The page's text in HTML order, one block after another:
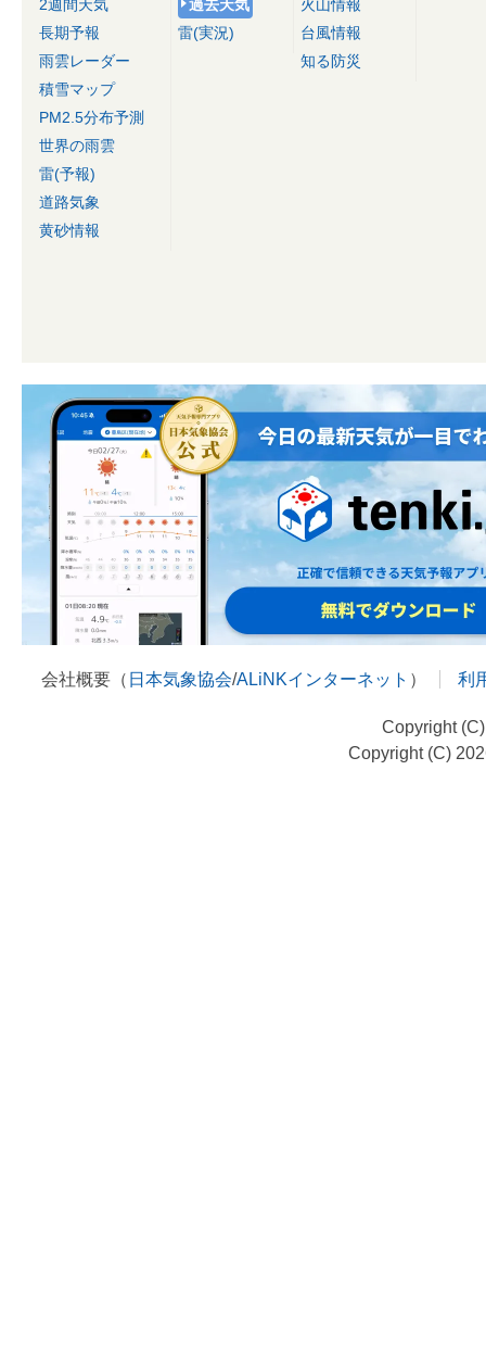
2週間天気
長期予報
雨雲レーダー
積雪マップ
PM2.5分布予測
世界の雨雲
雷(予報)
道路気象
黄砂情報
過去天気
雷(実況)
火山情報
台風情報
知る防災
会社概要（ 日本気象協会/ALiNKインターネット ） 利
Copyright
Copyright (C)